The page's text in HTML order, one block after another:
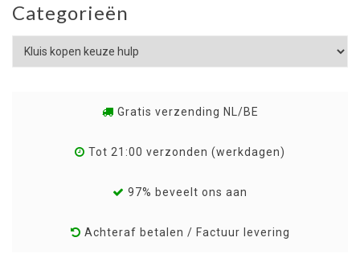
Categorieën
Gratis verzending NL/BE
Tot 21:00 verzonden (werkdagen)
97% beveelt ons aan
Achteraf betalen / Factuur levering